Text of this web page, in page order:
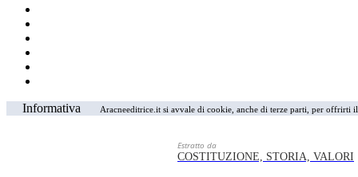
Informativa Aracneeditrice.it si avvale di cookie, anche di terze parti, per
Estratto da
COSTITUZIONE, STORIA, VALORI